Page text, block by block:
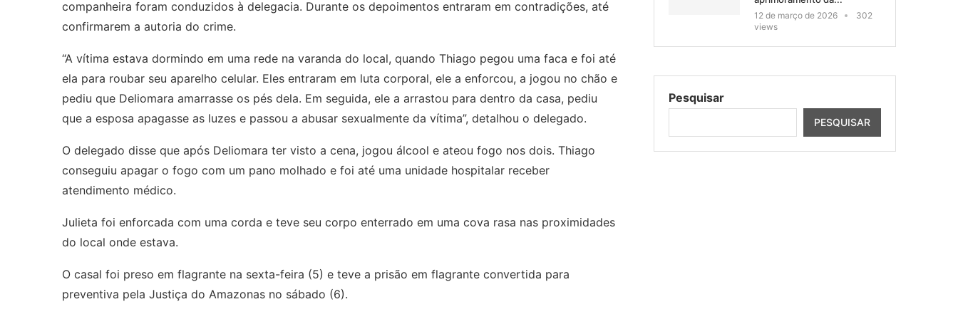
companheira foram conduzidos à delegacia. Durante os depoimentos entraram em contradições, até
confirmarem a autoria do crime.
“A vítima estava dormindo em uma rede na varanda do local, quando Thiago pegou uma faca e foi até
ela para roubar seu aparelho celular. Eles entraram em luta corporal, ele a enforcou, a jogou no chão e
pediu que Deliomara amarrasse os pés dela. Em seguida, ele a arrastou para dentro da casa, pediu
que a esposa apagasse as luzes e passou a abusar sexualmente da vítima”, detalhou o delegado.
O delegado disse que após Deliomara ter visto a cena, jogou álcool e ateou fogo nos dois. Thiago
conseguiu apagar o fogo com um pano molhado e foi até uma unidade hospitalar receber
atendimento médico.
Julieta foi enforcada com uma corda e teve seu corpo enterrado em uma cova rasa nas proximidades
do local onde estava.
O casal foi preso em flagrante na sexta-feira (5) e teve a prisão em flagrante convertida para
preventiva pela Justiça do Amazonas no sábado (6).
12 de março de 2026
302
views
Pesquisar
PESQUISAR